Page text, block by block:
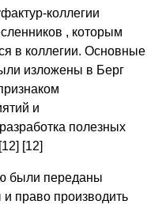
коллегии
, которым
в коллегии. Основные
изложены в Берг
и
полезных
[12]
были переданы
право производить